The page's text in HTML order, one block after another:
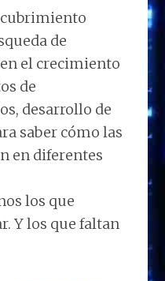
de
el crecimiento
de
desarrollo de
saber cómo las
en diferentes
los que
Y los que faltan